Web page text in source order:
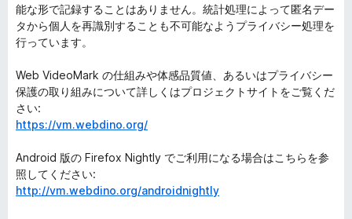
能な形で記録することはありません。統計処理によって匿名デー
タから個人を再識別することも不可能なようプライバシー処理を
行っています。
Web VideoMark の仕組みや体感品質値、あるいはプライバシー
保護の取り組みについて詳しくはプロジェクトサイトをご覧くだ
さい:
https://vm.webdino.org/
Android 版の Firefox Nightly でご利用になる場合はこちらを参
照してください:
http://vm.webdino.org/androidnightly